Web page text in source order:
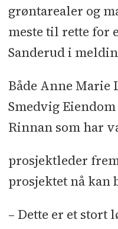
grøntarealer og
meste til rette for
Sanderud i
Både Anne Marie
Smedvig
Rinnan som har
prosjektleder
prosjektet nå kan
– Dette er et stort